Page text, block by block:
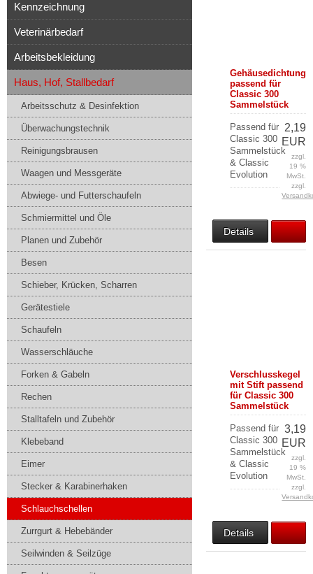
Gehäusedichtung
passend für
Classic 300
Sammelstück
Passend für
Classic 300
Sammelstück
& Classic
Evolution
2,19
EUR
zzgl.
19 %
MwSt.
zzgl.
Details
Verschlusskegel
mit Stift passend
für Classic 300
Sammelstück
Passend für
Classic 300
Sammelstück
& Classic
Evolution
3,19
EUR
zzgl.
19 %
MwSt.
zzgl.
Details
Kennzeichnung
Veterinärbedarf
Arbeitsbekleidung
Haus, Hof, Stallbedarf
Arbeitsschutz & Desinfektion
Überwachungstechnik
Reinigungsbrausen
Waagen und Messgeräte
Abwiege- und Futterschaufeln
Schmiermittel und Öle
Planen und Zubehör
Besen
Schieber, Krücken, Scharren
Gerätestiele
Schaufeln
Wasserschläuche
Forken & Gabeln
Rechen
Stalltafeln und Zubehör
Klebeband
Eimer
Stecker & Karabinerhaken
Schlauchschellen
Zurrgurt & Hebebänder
Seilwinden & Seilzüge